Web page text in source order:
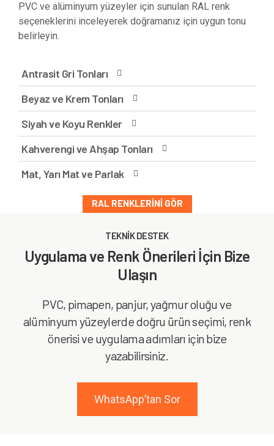
PVC ve alüminyum yüzeyler için sunulan RAL renk
seçeneklerini inceleyerek doğramanız için uygun tonu
belirleyin.
Antrasit Gri Tonları
Beyaz ve Krem Tonları
Siyah ve Koyu Renkler
Kahverengi ve Ahşap Tonları
Mat, Yarı Mat ve Parlak
RAL RENKLERINI GÖR
TEKNİK DESTEK
Uygulama ve Renk Önerileri İçin Bize
Ulaşın
PVC, pimapen, panjur, yağmur oluğu ve
alüminyum yüzeylerde doğru ürün seçimi, renk
önerisi ve uygulama adımları için bize
yazabilirsiniz.
WhatsApp’tan Sor